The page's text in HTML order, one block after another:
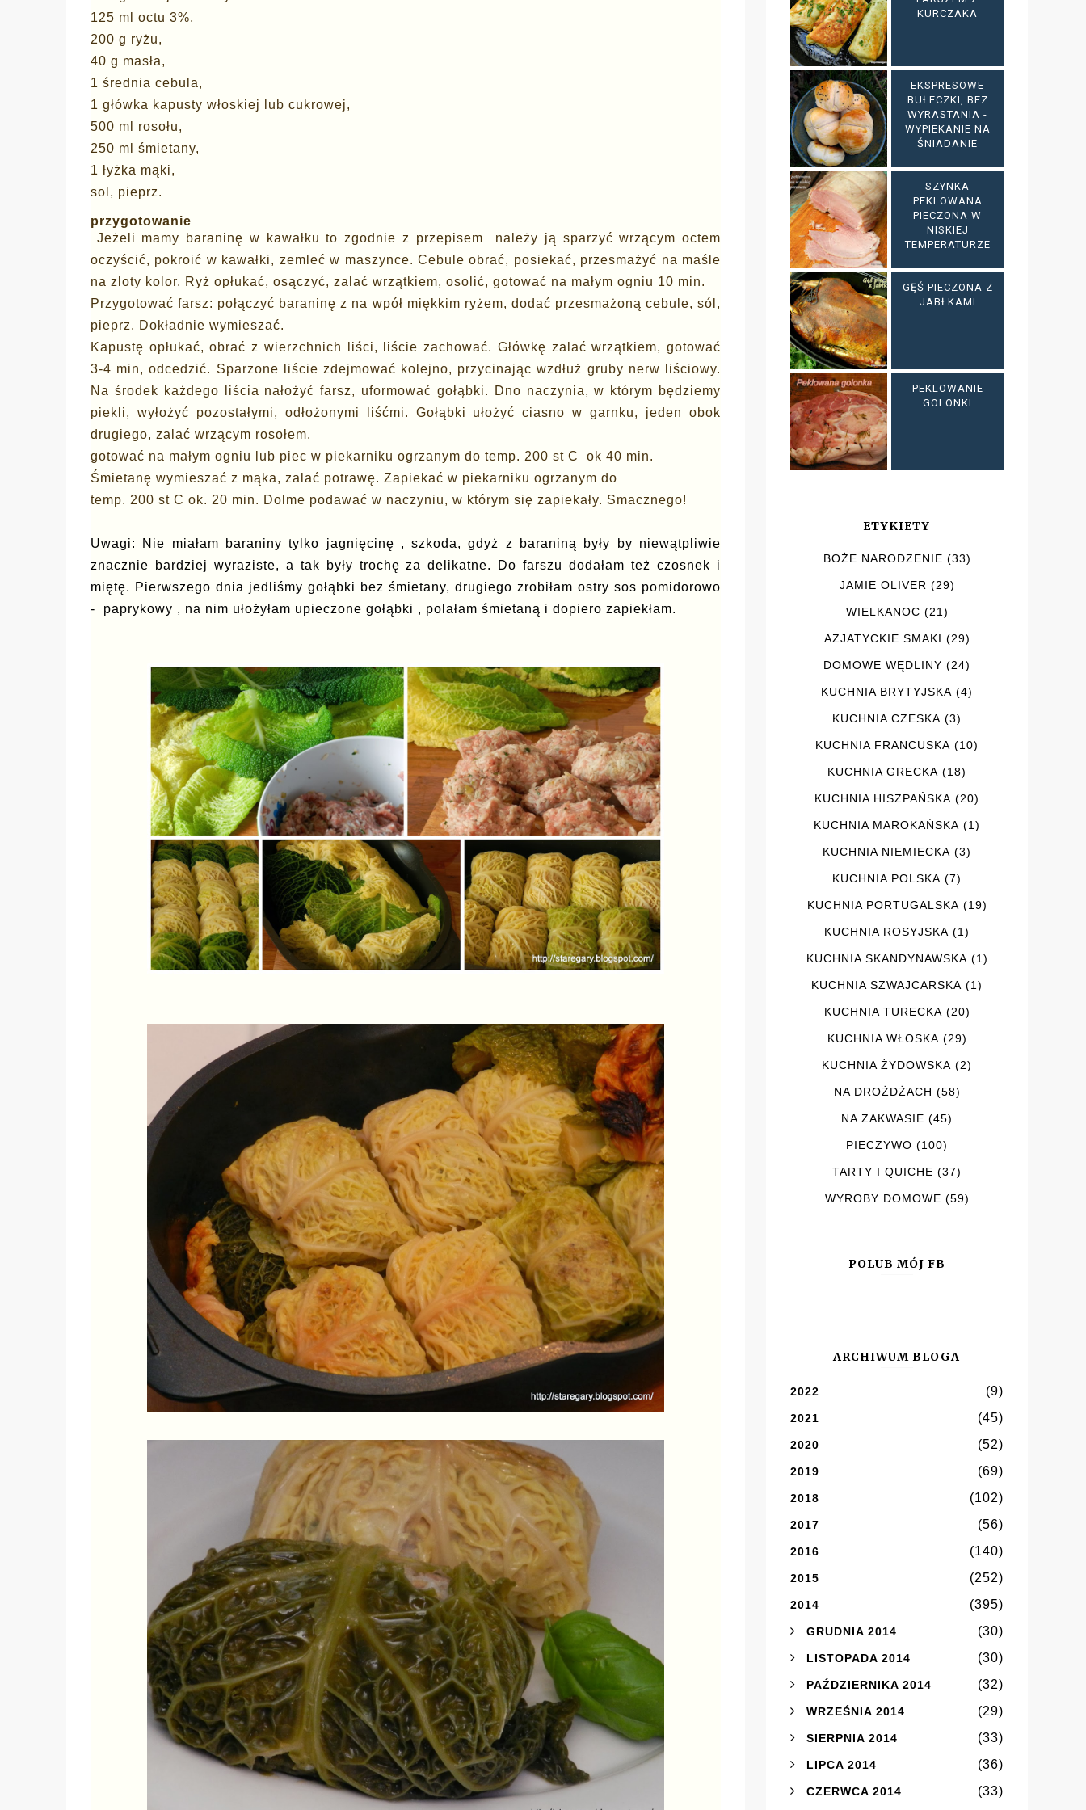
125 ml octu 3%,
200 g ryżu,
40 g masła,
1 średnia cebula,
1 główka kapusty włoskiej lub cukrowej,
500 ml rosołu,
250 ml śmietany,
1 łyżka mąki,
sol, pieprz.
przygotowanie
Jeżeli mamy baraninę w kawałku to zgodnie z przepisem należy ją sparzyć wrzącym octem
oczyścić, pokroić w kawałki, zemleć w maszynce. Cebule obrać, posiekać, przesmażyć na maśle
na zloty kolor. Ryż opłukać, osączyć, zalać wrzątkiem, osolić, gotować na małym ogniu 10 min.
Przygotować farsz: połączyć baraninę z na wpół miękkim ryżem, dodać przesmażoną cebule, sól,
pieprz. Dokładnie wymieszać.
Kapustę opłukać, obrać z wierzchnich liści, liście zachować. Główkę zalać wrzątkiem, gotować
3-4 min, odcedzić. Sparzone liście zdejmować kolejno, przycinając wzdłuż gruby nerw liściowy.
Na środek każdego liścia nałożyć farsz, uformować gołąbki. Dno naczynia, w którym będziemy
piekli, wyłożyć pozostałymi, odłożonymi liśćmi. Gołąbki ułożyć ciasno w garnku, jeden obok
drugiego, zalać wrzącym rosołem.
gotować na małym ogniu lub piec w piekarniku ogrzanym do temp. 200 st C ok 40 min.
Śmietanę wymieszać z mąka, zalać potrawę. Zapiekać w piekarniku ogrzanym do
temp. 200 st C ok. 20 min. Dolme podawać w naczyniu, w którym się zapiekały. Smacznego!
Uwagi: Nie miałam baraniny tylko jagnięcinę , szkoda, gdyż z baraniną były by niewątpliwie
znacznie bardziej wyraziste, a tak były trochę za delikatne. Do farszu dodałam też czosnek i
miętę. Pierwszego dnia jedliśmy gołąbki bez śmietany, drugiego zrobiłam ostry sos pomidorowo
- paprykowy , na nim ułożyłam upieczone gołąbki , polałam śmietaną i dopiero zapiekłam.
KURCZAKA
EKSPRESOWE
BUŁECZKI, BEZ
WYRASTANIA -
WYPIEKANIE NA
ŚNIADANIE
SZYNKA
PEKLOWANA
PIECZONA W
NISKIEJ
TEMPERATURZE
GĘŚ PIECZONA Z
JABŁKAMI
PEKLOWANIE
GOLONKI
ETYKIETY
BOŻE NARODZENIE (33)
JAMIE OLIVER (29)
WIELKANOC (21)
AZJATYCKIE SMAKI (29)
DOMOWE WĘDLINY (24)
KUCHNIA BRYTYJSKA (4)
KUCHNIA CZESKA (3)
KUCHNIA FRANCUSKA (10)
KUCHNIA GRECKA (18)
KUCHNIA HISZPAŃSKA (20)
KUCHNIA MAROKAŃSKA (1)
KUCHNIA NIEMIECKA (3)
KUCHNIA POLSKA (7)
KUCHNIA PORTUGALSKA (19)
KUCHNIA ROSYJSKA (1)
KUCHNIA SKANDYNAWSKA (1)
KUCHNIA SZWAJCARSKA (1)
KUCHNIA TURECKA (20)
KUCHNIA WŁOSKA (29)
KUCHNIA ŻYDOWSKA (2)
NA DROŻDŻACH (58)
NA ZAKWASIE (45)
PIECZYWO (100)
TARTY I QUICHE (37)
WYROBY DOMOWE (59)
POLUB MÓJ FB
ARCHIWUM BLOGA
2022 (9)
2021 (45)
2020 (52)
2019 (69)
2018 (102)
2017 (56)
2016 (140)
2015 (252)
2014 (395)
GRUDNIA 2014 (30)
LISTOPADA 2014 (30)
PAŹDZIERNIKA 2014 (32)
WRZEŚNIA 2014 (29)
SIERPNIA 2014 (33)
LIPCA 2014 (36)
CZERWCA 2014 (33)